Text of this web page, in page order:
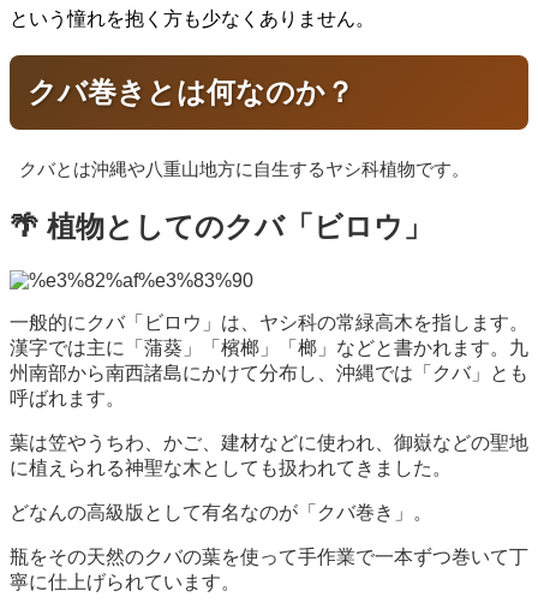
という憧れを抱く方も少なくありません。
クバ巻きとは何なのか？
クバとは沖縄や八重山地方に自生するヤシ科植物です。
🌴 植物としてのクバ「ビロウ」
一般的にクバ「ビロウ」は、ヤシ科の常緑高木を指します。
漢字では主に「蒲葵」「檳榔」「榔」などと書かれます。九
州南部から南西諸島にかけて分布し、沖縄では「クバ」とも
呼ばれます。
葉は笠やうちわ、かご、建材などに使われ、御嶽などの聖地
に植えられる神聖な木としても扱われてきました。
どなんの高級版として有名なのが「クバ巻き」。
瓶をその天然のクバの葉を使って手作業で一本ずつ巻いて丁
寧に仕上げられています。